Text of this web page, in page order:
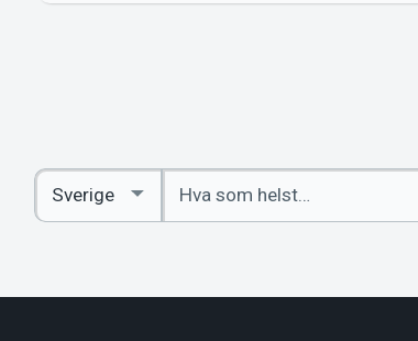
Angi
nøkkelord
Select
Country